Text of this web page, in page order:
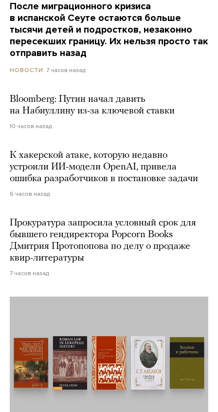
После миграционного кризиса
в испанской Сеуте остаются больше
тысячи детей и подростков, незаконно
пересекших границу. Их нельзя просто так
отправить назад
НОВОСТИ 7 часов назад
Bloomberg: Путин начал давить
на Набиуллину из-за ключевой ставки
10 часов назад
К хакерской атаке, которую недавно
устроили ИИ-модели OpenAI, привела
ошибка разработчиков в постановке задачи
6 часов назад
Прокуратура запросила условный срок для
бывшего гендиректора Popcorn Books
Дмитрия Протопопова по делу о продаже
квир-литературы
7 часов назад